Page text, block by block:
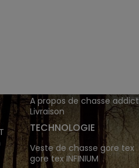
A propos de chasse addict
Livraison
TECHNOLOGIE
Veste de chasse gore tex
gore tex INFINIUM